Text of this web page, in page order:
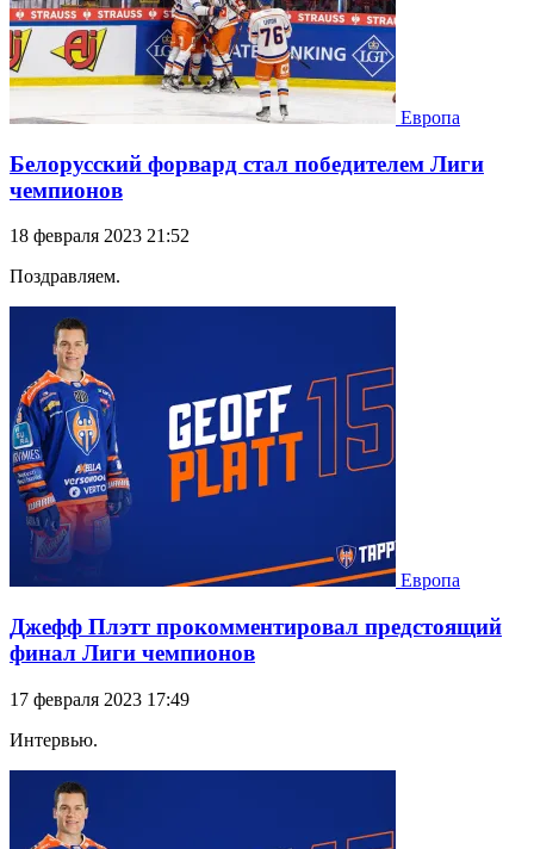
Европа
Белорусский форвард стал победителем Лиги
чемпионов
18 февраля 2023 21:52
Поздравляем.
Европа
Джефф Плэтт прокомментировал предстоящий
финал Лиги чемпионов
17 февраля 2023 17:49
Интервью.